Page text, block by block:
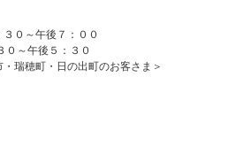
０～午後７：００
０～午後５：３０
瑞穂町・日の出町のお客さま＞